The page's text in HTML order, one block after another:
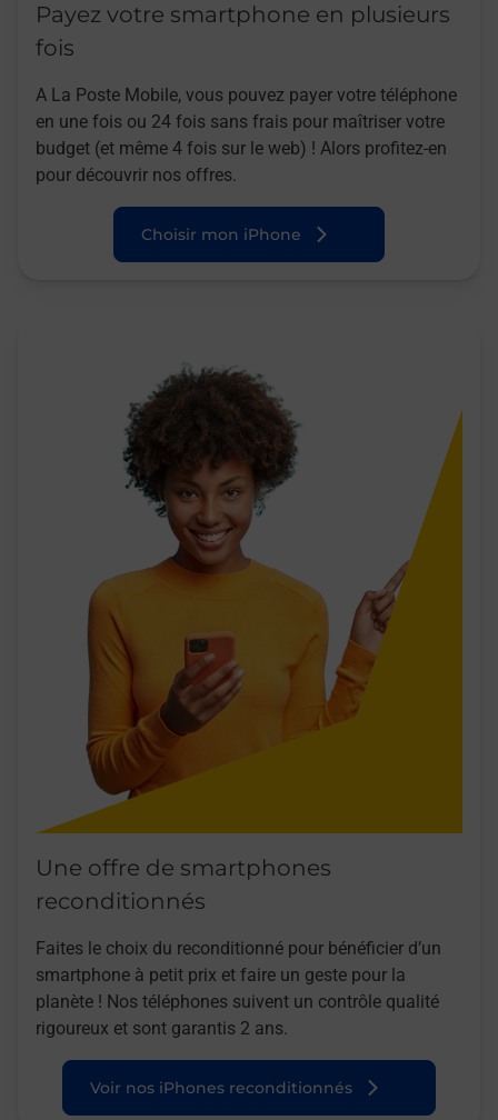
Payez votre smartphone en plusieurs
fois
A La Poste Mobile, vous pouvez payer votre téléphone
en une fois ou 24 fois sans frais pour maîtriser votre
budget (et même 4 fois sur le web) ! Alors profitez-en
pour découvrir nos offres.
Choisir mon iPhone
Une offre de smartphones
reconditionnés
Faites le choix du reconditionné pour bénéficier d’un
smartphone à petit prix et faire un geste pour la
planète ! Nos téléphones suivent un contrôle qualité
rigoureux et sont garantis 2 ans.
Voir nos iPhones reconditionnés